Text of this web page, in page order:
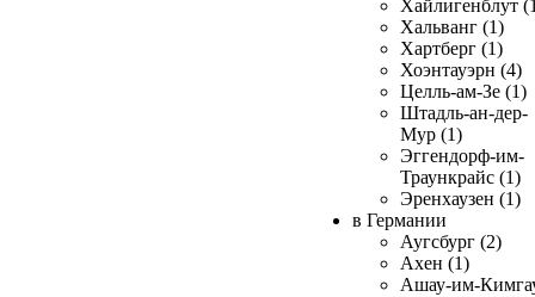
Хайлигенблут
Хальванг (1)
Хартберг (1)
Хоэнтауэрн (4)
Целль-ам-Зе (1)
Штадль-ан-дер-
Мур (1)
Эггендорф-им-
Траункрайс (1)
Эренхаузен (1)
в Германии
Аугсбург (2)
Ахен (1)
Ашау-им-